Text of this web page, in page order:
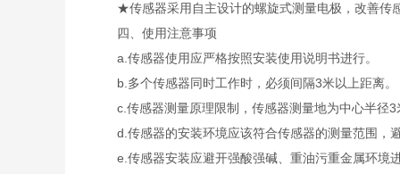
★传感器采用自主设计的螺旋式测量电极，改善传
四、使用注意事项
a.传感器使用应严格按照安装使用说明书进行。
b.多个传感器同时工作时，必须间隔3米以上距离。
c.传感器测量原理限制，传感器测量地为中心半径3
d.传感器的安装环境应该符合传感器的测量范围，
e.传感器安装应避开强酸强碱、重油污重金属环境